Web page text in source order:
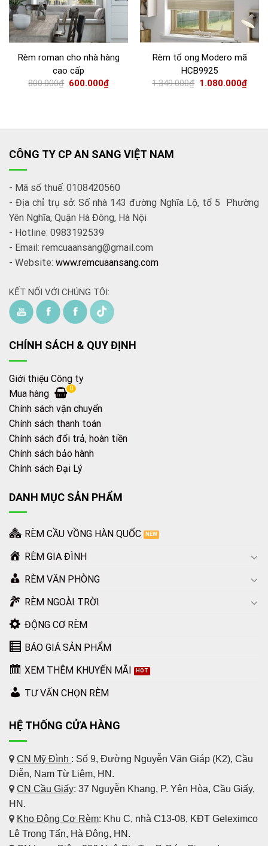
Rèm roman cho nhà hàng
cao cấp
800.000₫ 600.000₫
Rèm tổ ong Modero mã
HCB9925
1.349.000₫ 1.080.000₫
CÔNG TY CP AN SANG VIỆT NAM
- Mã số thuế: 0108420560
- Địa chỉ trụ sở: Số nhà 143 đường Nghĩa Lộ, tổ 5 Phường
Yên Nghĩa, Quận Hà Đông, Hà Nội
- Hotline: 0983192539
- Email: remcuaansang@gmail.com
- Website: www.remcuaansang.com
KẾT NỐI VỚI CHÚNG TÔI:
CHÍNH SÁCH & QUY ĐỊNH
Giới thiệu Công ty
Mua hàng
0
Chính sách vận chuyển
Chính sách thanh toán
Chính sách đổi trả, hoàn tiền
Chính sách bảo hành
Chính sách Đại Lý
DANH MỤC SẢN PHẨM
RÈM CẦU VỒNG HÀN QUỐC
RÈM GIA ĐÌNH
RÈM VĂN PHÒNG
RÈM NGOÀI TRỜI
ĐỘNG CƠ RÈM
BÁO GIÁ SẢN PHẨM
XEM THÊM KHUYẾN MÃI
TƯ VẤN CHỌN RÈM
HỆ THỐNG CỬA HÀNG
CN Mỹ Đình : Số 9, Đường Nguyễn Văn Giáp (K2), Cầu
Diễn, Nam Từ Liêm, HN.
CN Cầu Giấy: 37 Nguyễn Khang, P. Yên Hòa, Cầu Giấy,
HN.
Kho Động Cơ Rèm: Khu C, nhà C13-08, KĐT Geleximco
Lê Trọng Tấn, Hà Đông, HN.